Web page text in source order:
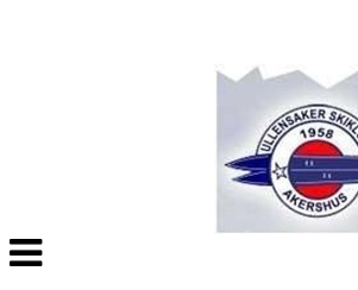
Veksle
navigasjon